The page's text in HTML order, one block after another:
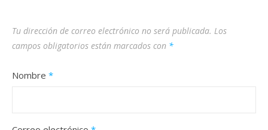
Tu dirección de correo electrónico no será publicada. Los
campos obligatorios están marcados con *
Nombre *